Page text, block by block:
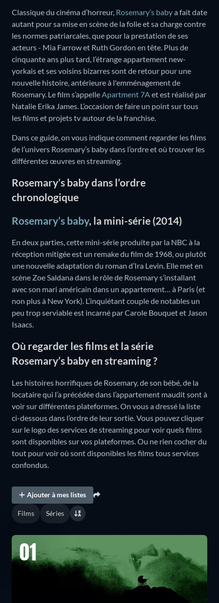
Classique du cinéma d’horreur, Rosemary’s babya fait date
autant pour sa mise en scène de la folie et sa charge contre
les normes patriarcales, que pour la prestation de ses
acteurs - Mia Farrow et Ruth Gordon en tête. Plus de
cinquante ans plus tard, l’étrange appartement new-
yorkais et ses voisins bizarres sont de retour pour une
nouvelle histoire, antérieure à l'emménagement de
Rosemary. Le film s’appelle Apartment 7A et est réalisé par
Natalie Erika James. L’occasion de faire un point sur tous
les films et projets tv autour de la franchise.
Dans ce guide, on vous indique comment regarder les films
de l’univers Rosemary’s baby dans l’ordre et où trouver les
différentes œuvres en streaming.
Rosemary’s baby dans l’ordre
chronologique
Rosemary’s baby, la mini-série (2014)
En deux parties, cette mini-série produite par la NBC à la
réception mitigée est un remake du film de 1968, ou plutôt
une nouvelle adaptation du roman d’Ira Levin. Elle met en
scène Zoe Saldana dans le rôle de Rosemary s’installant
avec son mari américain dans un appartement… à Paris (et
non plus à New York). L’inquiétant couple de notables un
peu trop serviable est incarné par Carole Bouquet et Jason
Isaacs.
Où regarder les films et la série
Rosemary’s baby en streaming ?
Les histoires horrifiques de Rosemary, de son bébé, de la
locataire qui l’a précédée dans l’appartement maudit sont à
voir sur différentes plateformes. On vous a dressé la liste
ci-dessous dans l’ordre de leur sortie. Vous pouvez cliquer
sur le logo des services de streaming pour voir quels films
sont disponibles sur vos plateformes. Ou ne rien cocher du
tout pour voir où sont disponibles les films tous services
confondus.
Ajouter à mes listes
Films Séries
01